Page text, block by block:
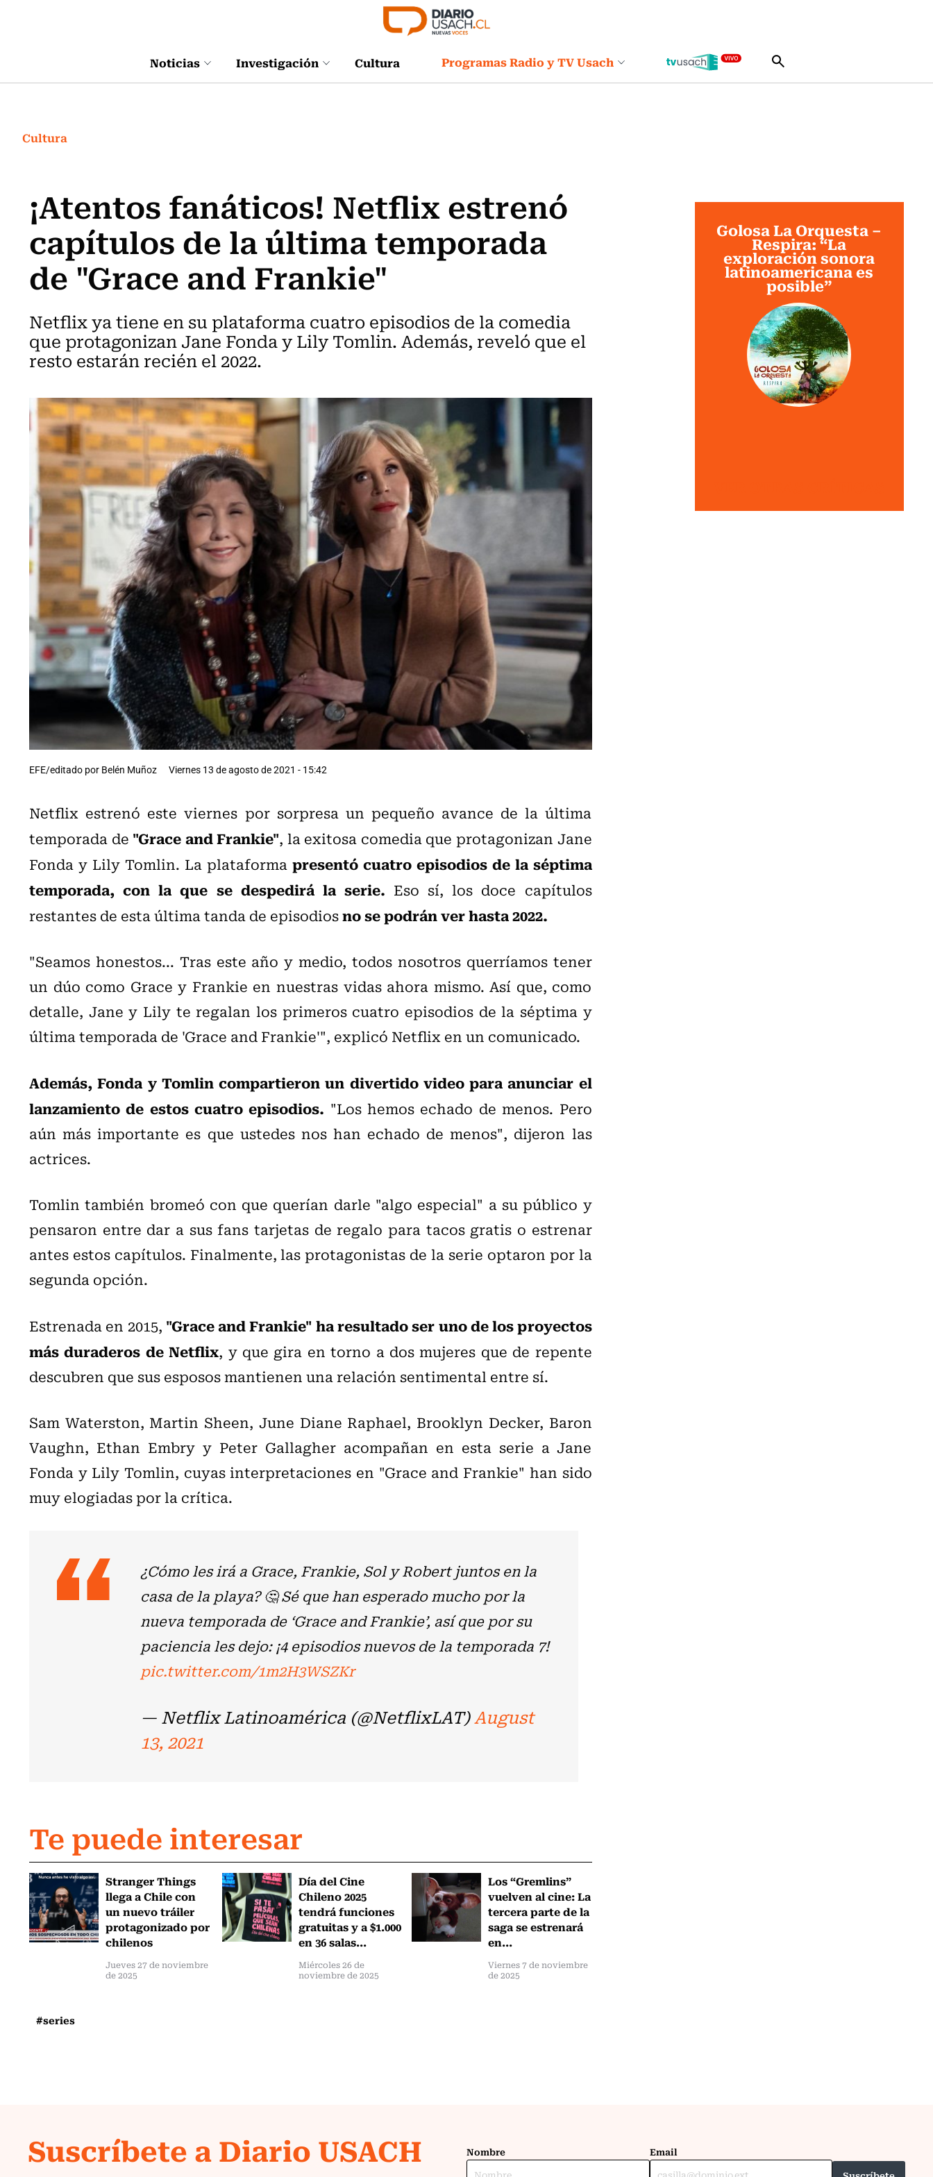
Noticias Investigación Cultura Programas Radio y TV Usach
Cultura
¡Atentos fanáticos! Netflix estrenó
capítulos de la última temporada
de "Grace and Frankie"
Netflix ya tiene en su plataforma cuatro episodios de la comedia
que protagonizan Jane Fonda y Lily Tomlin. Además, reveló que el
resto estarán recién el 2022.
EFE/editado por Belén Muñoz Viernes 13 de agosto de 2021 - 15:42
Netflix estrenó este viernes por sorpresa un pequeño avance de la última
temporada de "Grace and Frankie", la exitosa comedia que protagonizan Jane
Fonda y Lily Tomlin. La plataforma presentó cuatro episodios de la séptima
temporada, con la que se despedirá la serie. Eso sí, los doce capítulos
restantes de esta última tanda de episodiosno se podrán ver hasta 2022.
"Seamos honestos... Tras este año y medio, todos nosotros querríamos tener
un dúo como Grace y Frankie en nuestras vidas ahora mismo. Así que, como
detalle, Jane y Lily te regalan los primeros cuatro episodios de la séptima y
última temporada de 'Grace and Frankie'", explicó Netflix en un comunicado.
Además, Fonda y Tomlin compartieron un divertido video para anunciar el
lanzamiento de estos cuatro episodios. "Los hemos echado de menos. Pero
aún más importante es que ustedes nos han echado de menos", dijeron las
actrices.
Tomlin también bromeó con que querían darle "algo especial" a su público y
pensaron entre dar a sus fans tarjetas de regalo para tacos gratis o estrenar
antes estos capítulos. Finalmente, las protagonistas de la serie optaron por la
segunda opción.
Estrenada en 2015, "Grace and Frankie" ha resultado ser uno de los proyectos
más duraderos de Netflix, y que gira en torno a dos mujeres que de repente
descubren que sus esposos mantienen una relación sentimental entre sí.
Sam Waterston, Martin Sheen, June Diane Raphael, Brooklyn Decker, Baron
Vaughn, Ethan Embry y Peter Gallagher acompañan en esta serie a Jane
Fonda y Lily Tomlin, cuyas interpretaciones en "Grace and Frankie" han sido
muy elogiadas por la crítica.
¿Cómo les irá a Grace, Frankie, Sol y Robert juntos en la
casa de la playa? 🤔 Sé que han esperado mucho por la
nueva temporada de ‘Grace and Frankie’, así que por su
paciencia les dejo: ¡4 episodios nuevos de la temporada 7!
pic.twitter.com/1m2H3WSZKr
— Netflix Latinoamérica (@NetflixLAT)August
13, 2021
Te puede interesar
Stranger Things
llega a Chile con
un nuevo tráiler
protagonizado por
chilenos
Jueves 27 de noviembre
de 2025
Día del Cine
Chileno 2025
tendrá funciones
gratuitas y a $1.000
en 36 salas...
Miércoles 26 de
noviembre de 2025
Los “Gremlins”
vuelven al cine: La
tercera parte de la
saga se estrenará
en...
Viernes 7 de noviembre
de 2025
#series
Golosa La Orquesta –
Respira: “La
exploración sonora
latinoamericana es
posible”